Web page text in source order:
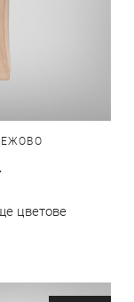
цветове